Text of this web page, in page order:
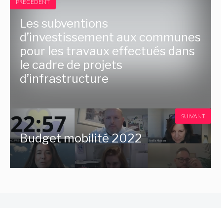
PRÉCÉDENT
Les subventions
d’investissement aux communes
pour les travaux effectués dans
le cadre de projets
d’infrastructure
Budget mobilité 2022
SUIVANT